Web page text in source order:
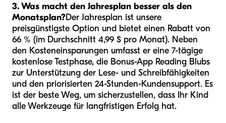
3. Was macht den Jahresplan besser als den
Monatsplan?Der Jahresplan ist unsere
preisgünstigste Option und bietet einen Rabatt von
66 % (im Durchschnitt 4,99 $ pro Monat). Neben
den Kosteneinsparungen umfasst er eine 7-tägige
kostenlose Testphase, die Bonus-App Reading Blubs
zur Unterstützung der Lese- und Schreibfähigkeiten
und den priorisierten 24-Stunden-Kundensupport. Es
ist der beste Weg, um sicherzustellen, dass Ihr Kind
alle Werkzeuge für langfristigen Erfolg hat.